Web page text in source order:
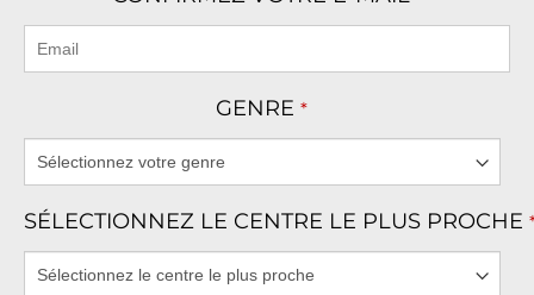
GENRE*
SÉLECTIONNEZ LE CENTRE LE PLUS PROCHE